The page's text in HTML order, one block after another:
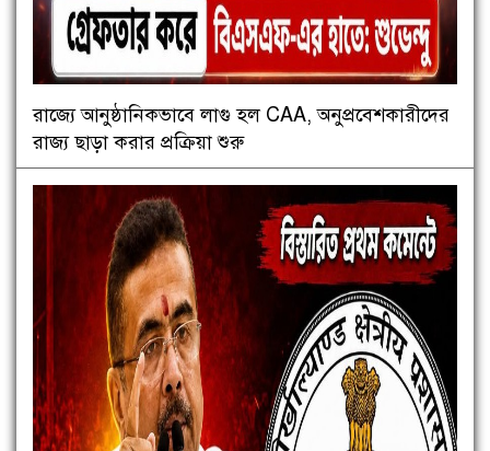
রাজ্যে আনুষ্ঠানিকভাবে লাগু হল CAA, অনুপ্রবেশকারীদের
রাজ্য ছাড়া করার প্রক্রিয়া শুরু